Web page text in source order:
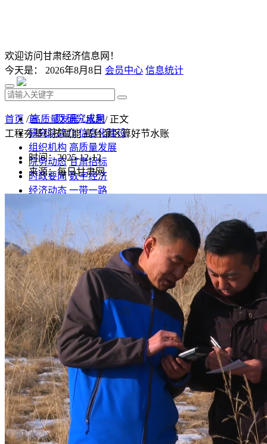
欢迎访问甘肃经济信息网！
今天是： 2026年8月8日 会员中心 信息统计
首 页 研究成果
研究院简介 信息化建设
组织机构 高质量发展
院务动态 甘肃招标
时政要闻 数字经济
经济动态 一带一路
投资分析
发展规划
监测预测 文库下载
首页 /高质量发展/水利/ 正文
工程夯基科技赋能 高台灌区算好节水账
时间：2025-12-12
来源：每日甘肃网